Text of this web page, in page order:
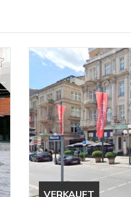
VERKAUFT